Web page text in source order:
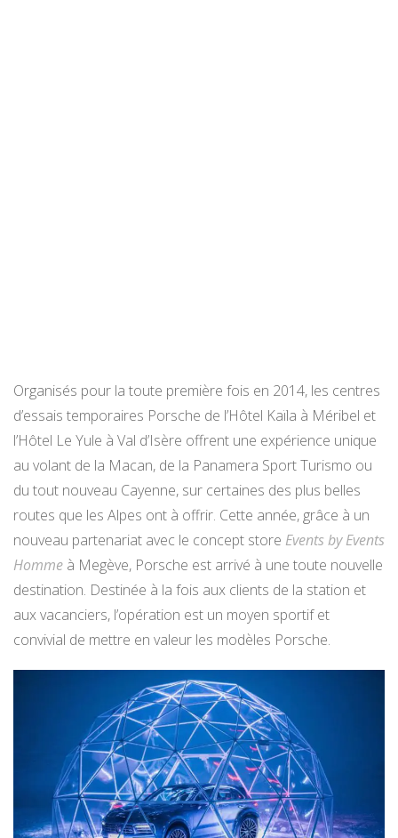
Organisés pour la toute première fois en 2014, les centres
d’essais temporaires Porsche de l’Hôtel Kaïla à Méribel et
l’Hôtel Le Yule à Val d’Isère offrent une expérience unique
au volant de la Macan, de la Panamera Sport Turismo ou
du tout nouveau Cayenne, sur certaines des plus belles
routes que les Alpes ont à offrir. Cette année, grâce à un
nouveau partenariat avec le concept store Events by Events
Homme à Megève, Porsche est arrivé à une toute nouvelle
destination. Destinée à la fois aux clients de la station et
aux vacanciers, l’opération est un moyen sportif et
convivial de mettre en valeur les modèles Porsche.